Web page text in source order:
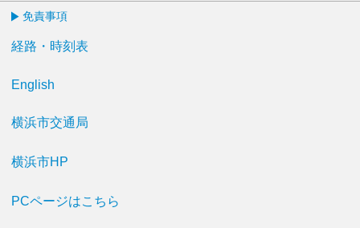
免責事項
経路・時刻表
English
横浜市交通局
横浜市HP
PCページはこちら